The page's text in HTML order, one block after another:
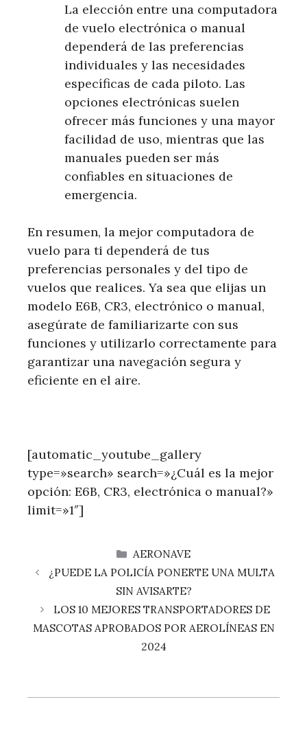
La elección entre una computadora
de vuelo electrónica o manual
dependerá de las preferencias
individuales y las necesidades
específicas de cada piloto. Las
opciones electrónicas suelen
ofrecer más funciones y una mayor
facilidad de uso, mientras que las
manuales pueden ser más
confiables en situaciones de
emergencia.
En resumen, la mejor computadora de
vuelo para ti dependerá de tus
preferencias personales y del tipo de
vuelos que realices. Ya sea que elijas un
modelo E6B, CR3, electrónico o manual,
asegúrate de familiarizarte con sus
funciones y utilizarlo correctamente para
garantizar una navegación segura y
eficiente en el aire.
[automatic_youtube_gallery
type=»search» search=»¿Cuál es la mejor
opción: E6B, CR3, electrónica o manual?»
limit=»1″]
CATEGORÍAS
AERONAVE
¿PUEDE LA POLICÍA PONERTE UNA MULTA
SIN AVISARTE?
LOS 10 MEJORES TRANSPORTADORES DE
MASCOTAS APROBADOS POR AEROLÍNEAS EN
2024